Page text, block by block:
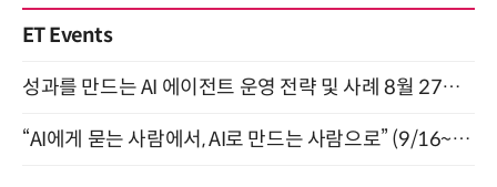
ET Events
성과를 만드는 AI 에이전트 운영 전략 및 사례 8월 27일 개최
“AI에게 묻는 사람에서, AI로 만드는 사람으로” (9/16~17)